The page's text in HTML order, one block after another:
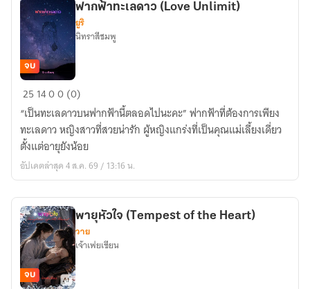
ฟาก
ฟ้า
ทะเล
ดาว
(Love
Unlimit)
จบ
ฟากฟ้าทะเลดาว (Love Unlimit)
ยูริ
นิทราสีชมพู
25 1400 (0)
“เป็นทะเลดาวบนฟากฟ้านี้ตลอดไปนะคะ” ฟากฟ้าที่ต้องการเพียง
ทะเลดาว หญิงสาวที่สวยน่ารัก ผู้หญิงแกร่งที่เป็นคุณแม่เลี้ยงเดี่ยว
ตั้งแต่อายุยังน้อย
อัปเดตล่าสุด 4 ส.ค. 69 / 13:16 น.
จบ
พายุหัวใจ (Tempest of the Heart)
วาย
เจ้าเฟยเซียน